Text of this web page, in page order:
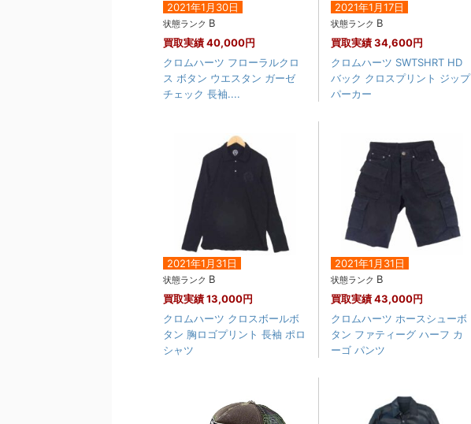
2021年1月30日
状態ランク B
買取実績40,000円
クロムハーツ フローラルクロ
ス ボタン ウエスタン ガーゼ
チェック 長袖....
2021年1月17日
状態ランク B
買取実績34,600円
クロムハーツ SWTSHRT HD
バック クロスプリント ジップ
パーカー
2021年1月31日
状態ランク B
買取実績13,000円
クロムハーツ クロスボールボ
タン 胸ロゴプリント 長袖 ポロ
シャツ
2021年1月31日
状態ランク B
買取実績43,000円
クロムハーツ ホースシューボ
タン ファティーグ ハーフ カ
ーゴ パンツ